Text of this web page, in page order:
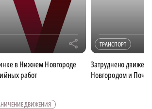
r
в Нижнем Новгороде
работ
ТРАНСПОРТ
Затруднено
Новгородом и
ДВИЖЕНИЯ